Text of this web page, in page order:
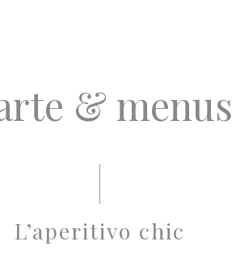
& menus
L’aperitivo chic